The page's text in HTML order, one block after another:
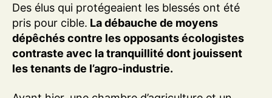
Des élus qui protégeaient les blessés ont été
pris pour cible. La débauche de moyens
dépêchés contre les opposants écologistes
contraste avec la tranquillité dont jouissent
les tenants de l’agro-industrie.